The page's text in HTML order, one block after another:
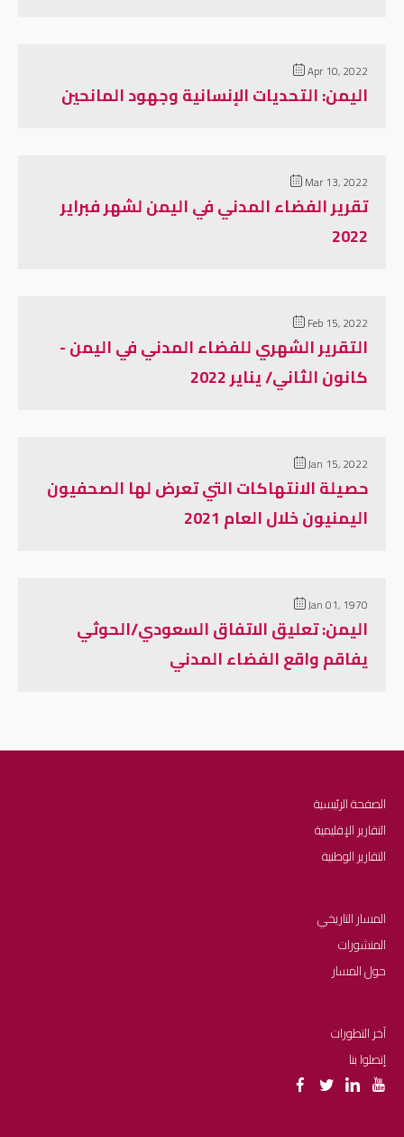
Apr 10, 2022
اليمن: التحديات الإنسانية وجهود المانحين
Mar 13, 2022
تقرير الفضاء المدني في اليمن لشهر فبراير
2022
Feb 15, 2022
التقرير الشهري للفضاء المدني في اليمن -
كانون الثاني/ يناير 2022
Jan 15, 2022
حصيلة الانتهاكات التي تعرض لها الصحفيون
اليمنيون خلال العام 2021
Jan 01, 1970
اليمن: تعليق الاتفاق السعودي/الحوثي
يفاقم واقع الفضاء المدني
الصفحة الرئيسية
التقارير الإقليمية
التقارير الوطنية
المسار التاريخي
المنشورات
حول المسار
آخر التطورات
إتصلوا بنا